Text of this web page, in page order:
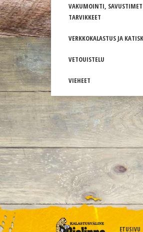
VAKUMOINTI, SAVUSTIMET
TARVIKKEET
VERKKOKALASTUS JA
VETOUISTELU
VIEHEET
ETUSIVU